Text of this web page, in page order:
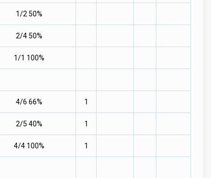
1/2 50%
2/4 50%
1/1 100%
4/6 66% 1
2/5 40% 1
4/4 100% 1